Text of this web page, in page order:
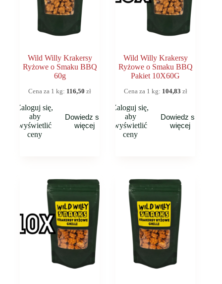
Wild Willy Krakersy
Ryżowe o Smaku BBQ
60g
Cena za 1 kg: 116,50 zł
Zaloguj się,
aby
wyświetlić
ceny
Dowiedz się
więcej
Wild Willy Krakersy
Ryżowe o Smaku BBQ
Pakiet 10X60G
Cena za 1 kg: 104,83 zł
Zaloguj się,
aby
wyświetlić
ceny
Dowiedz się
więcej